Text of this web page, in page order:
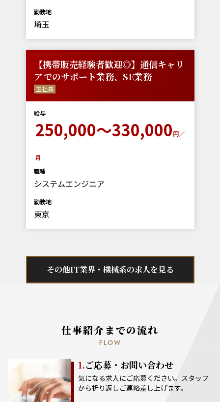
勤務地
埼玉
【携帯販売経験者歓迎◎】通信キャリ
アでのサポート業務、SE業務
正社員
給与
250,000～330,000円／
月
職種
システムエンジニア
勤務地
東京
その他IT業界・機械系の求人を見る
仕事紹介までの流れ
FLOW
1.ご応募・お問い合わせ
気になる求人にご応募ください。スタッフ
から折り返しご連絡差し上げます。